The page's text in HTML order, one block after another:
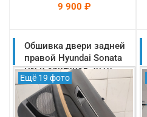
9 900 ₽
На складе: Раменское
-->
Обшивка двери задней
правой Hyundai Sonata
DN 8 оригинал 2019-
2025 (83306L1040MMF)
Ещё 19 фото